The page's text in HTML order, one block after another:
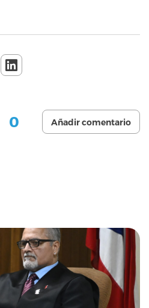
0 Añadir comentario